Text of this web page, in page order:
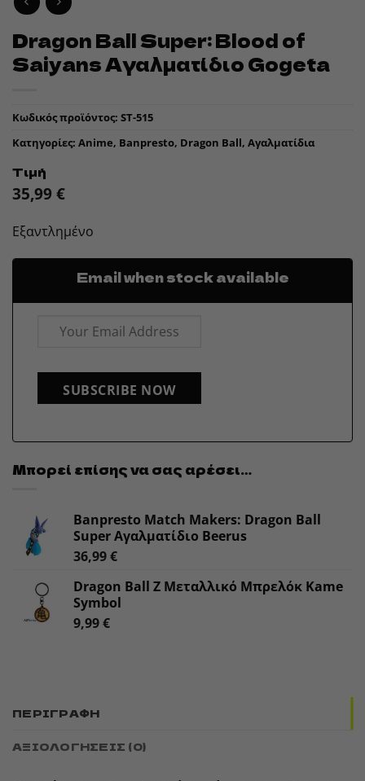
Dragon Ball Super: Blood of
Saiyans Αγαλματίδιο Gogeta
Κωδικός προϊόντος: ST-515
Κατηγορίες: Anime, Banpresto, Dragon Ball, Αγαλματίδια
Τιμή
35,99 €
Εξαντλημένο
Email when stock available
SUBSCRIBE NOW
Μπορεί επίσης να σας αρέσει…
Banpresto Match Makers: Dragon Ball
Super Αγαλματίδιο Beerus
36,99€
Dragon Ball Z Μεταλλικό Μπρελόκ Kame
Symbol
9,99€
ΠΕΡΙΓΡΑΦΉ
ΑΞΙΟΛΟΓΉΣΕΙΣ (0)